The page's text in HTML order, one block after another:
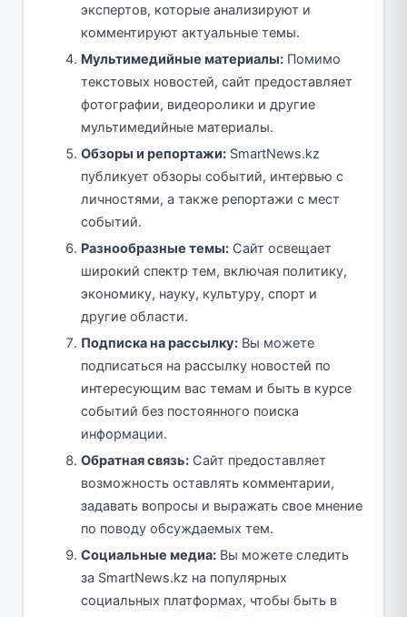
экспертов, которые анализируют и
комментируют актуальные темы.
Мультимедийные материалы: Помимо
текстовых новостей, сайт предоставляет
фотографии, видеоролики и другие
мультимедийные материалы.
Обзоры и репортажи: SmartNews.kz
публикует обзоры событий, интервью с
личностями, а также репортажи с мест
событий.
Разнообразные темы: Сайт освещает
широкий спектр тем, включая политику,
экономику, науку, культуру, спорт и
другие области.
Подписка на рассылку: Вы можете
подписаться на рассылку новостей по
интересующим вас темам и быть в курсе
событий без постоянного поиска
информации.
Обратная связь: Сайт предоставляет
возможность оставлять комментарии,
задавать вопросы и выражать свое мнение
по поводу обсуждаемых тем.
Социальные медиа: Вы можете следить
за SmartNews.kz на популярных
социальных платформах, чтобы быть в